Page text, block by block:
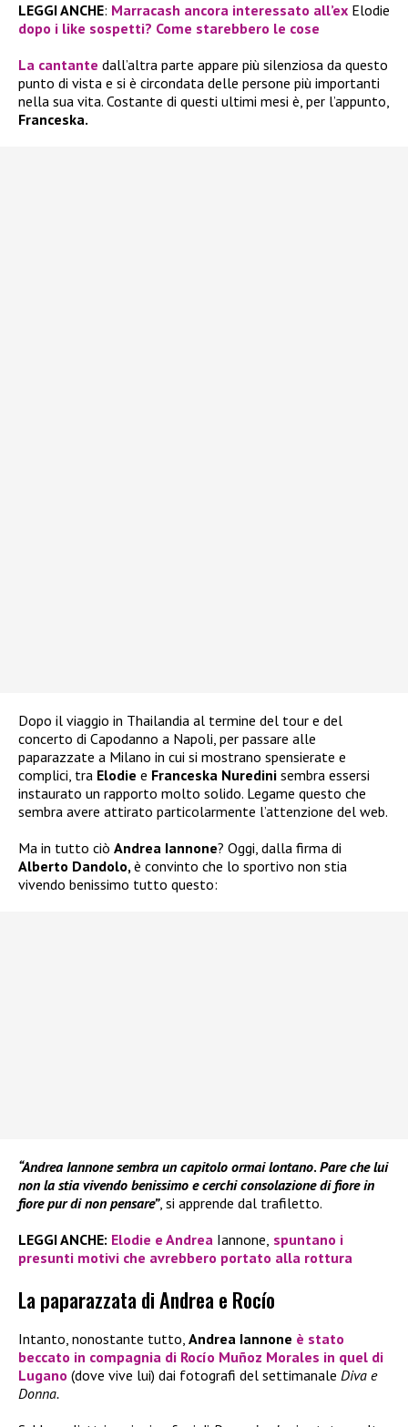
LEGGI ANCHE: Marracash ancora interessato all’ex Elodie
dopo i like sospetti? Come starebbero le cose
La cantante dall’altra parte appare più silenziosa da questo
punto di vista e si è circondata delle persone più importanti
nella sua vita. Costante di questi ultimi mesi è, per l’appunto,
Franceska.
Dopo il viaggio in Thailandia al termine del tour e del
concerto di Capodanno a Napoli, per passare alle
paparazzate a Milano in cui si mostrano spensierate e
complici, tra Elodie e Franceska Nuredini sembra essersi
instaurato un rapporto molto solido. Legame questo che
sembra avere attirato particolarmente l’attenzione del web.
Ma in tutto ciò Andrea Iannone? Oggi, dalla firma di
Alberto Dandolo,è convinto che lo sportivo non stia
vivendo benissimo tutto questo:
“Andrea Iannone sembra un capitolo ormai lontano. Pare che lui
non la stia vivendo benissimo e cerchi consolazione di fiore in
fiore pur di non pensare”, si apprende dal trafiletto.
LEGGI ANCHE: Elodie e Andrea Iannone, spuntano i
presunti motivi che avrebbero portato alla rottura
La paparazzata di Andrea e Rocío
Intanto, nonostante tutto, Andrea Iannone è stato
beccato in compagnia di Rocío Muñoz Morales in quel di
Lugano (dove vive lui) dai fotografi del settimanale Diva e
Donna.